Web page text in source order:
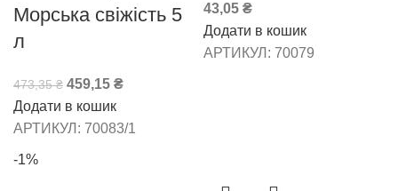
Морська свіжість 5
л
473,35₴ 459,15 ₴
Додати в кошик
АРТИКУЛ: 70083/1
43,05 ₴
Додати в кошик
АРТИКУЛ: 70079
-1%